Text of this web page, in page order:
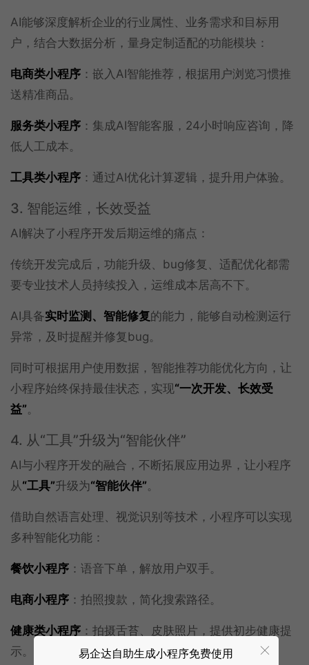
AI能够深度解析企业的行业属性、业务需求和目标用
户，结合大数据分析，量身定制适配的功能模块：
电商类小程序 ：嵌入AI智能推荐，根据用户浏览习惯推
送精准商品。
服务类小程序 ：集成AI智能客服，24小时响应咨询，降
低人工成本。
工具类小程序 ：通过AI优化计算逻辑，提升用户体验。
3. 智能运维，长效受益
AI解决了小程序开发后期运维的痛点：
传统开发完成后，功能升级、bug修复、适配优化都需
要专业技术人员持续投入，运维成本居高不下。
AI具备实时监测、智能修复的能力，能够自动检测运行
异常，及时提醒并修复bug。
同时可根据用户使用数据，智能推荐功能优化方向，让
小程序始终保持最佳状态，实现“一次开发、长效受
益”。
4. 从“工具”升级为“智能伙伴”
AI与小程序开发的融合，不断拓展应用边界，让小程序
从“工具”升级为“智能伙伴”。
借助自然语言处理、视觉识别等技术，小程序可以实现
多种智能化功能：
餐饮小程序 ：语音下单，解放用户双手。
电商小程序 ：拍照搜款，简化搜索路径。
健康类小程序 ：拍摄舌苔、皮肤照片，提供初步健康提
示。
易企达自助生成小程序免费使用